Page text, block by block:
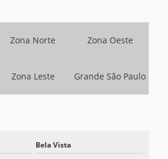
PREÇO
BESS
ESTACIONARIA
Zona Norte Zona Oeste
Zona Leste Grande São Paulo
Bela Vista